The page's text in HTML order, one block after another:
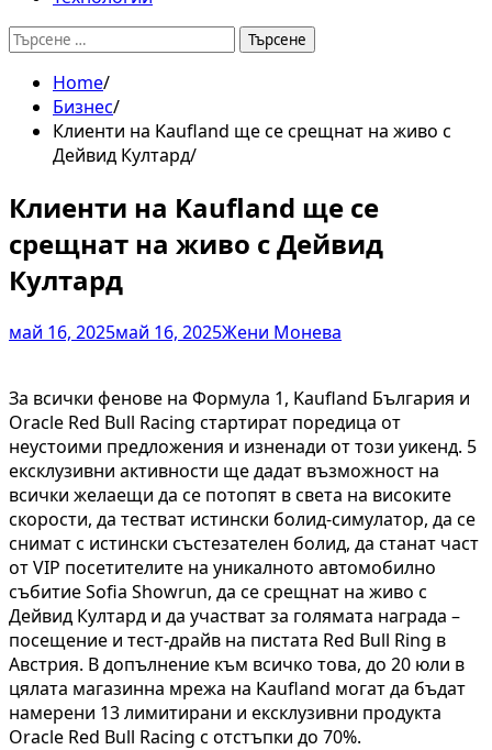
Търсене
Home
Бизнес
Клиенти на Kaufland ще се срещнат на живо с
Дейвид Култард
Клиенти на Kaufland ще се
срещнат на живо с Дейвид
Култард
май 16, 2025май 16, 2025Жени Монева
За всички фенове на Формула 1, Kaufland България и
Oracle Red Bull Racing стартират поредица от
неустоими предложения и изненади от този уикенд. 5
ексклузивни активности ще дадат възможност на
всички желаещи да се потопят в света на високите
скорости, да тестват истински болид-симулатор, да се
снимат с истински състезателен болид, да станат част
от VIP посетителите на уникалното автомобилно
събитие Sofia Showrun, да се срещнат на живо с
Дейвид Култард и да участват за голямата награда –
посещение и тест-драйв на пистата Red Bull Ring в
Австрия. В допълнение към всичко това, до 20 юли в
цялата магазинна мрежа на Kaufland могат да бъдат
намерени 13 лимитирани и ексклузивни продукта
Oracle Red Bull Racing с отстъпки до 70%.